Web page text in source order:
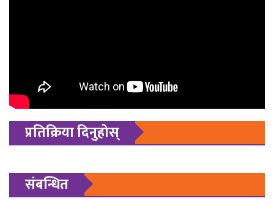
प्रतिक्रिया दिनुहोस्
संबन्धित